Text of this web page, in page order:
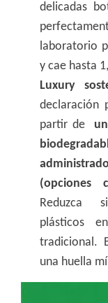
delicadas
laboratorio
y cae hasta
Luxury
declaración
partir de
(opciones
Reduzca
plásticos
tradicional.
una huella